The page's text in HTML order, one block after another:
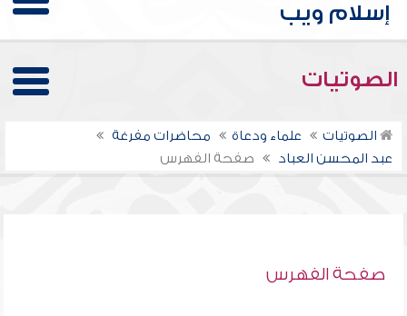
الصوتيات
الصوتيات علماء ودعاة
محاضرات مفرغة
عبد المحسن العباد
صفحة الفهرس
صفحة الفهرس